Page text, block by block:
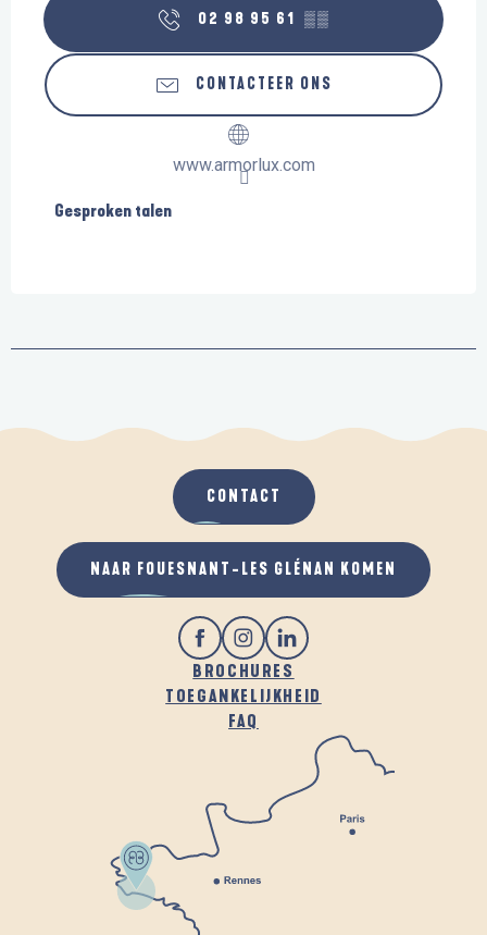
02 98 95 61 ▒▒
CONTACTEER ONS
www.armorlux.com
Gesproken talen
Gesproken talen
BROCHURES
TOEGANKELIJKHEID
FAQ
CONTACT
NAAR FOUESNANT-LES GLÉNAN KOMEN